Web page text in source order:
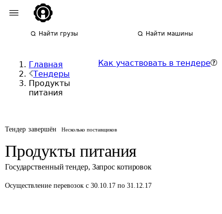
Найти грузы Найти машины
Главная
Тендеры
Продукты
питания
Как участвовать в тендере
Тендер завершён Несколько поставщиков
Продукты питания
Государственный тендер, Запрос котировок
Осуществление перевозок с 30.10.17 по 31.12.17